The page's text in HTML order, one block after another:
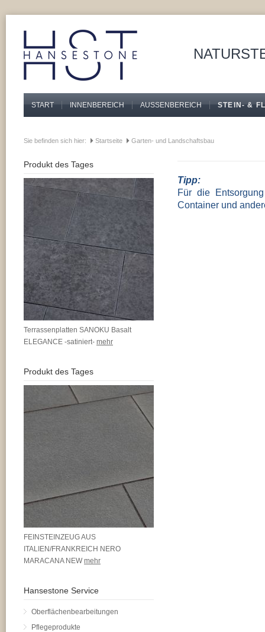
START INNENBEREICH AUSSENBEREICH STEIN- &
Sie befinden sich hier: Startseite Garten- und Landschaftsbau
Tipp:
Für die
Container und
Produkt des Tages
Terrassenplatten SANOKU Basalt
ELEGANCE -satiniert- mehr
Produkt des Tages
FEINSTEINZEUG AUS
ITALIEN/FRANKREICH NERO
MARACANA NEW mehr
Hansestone Service
Oberflächenbearbeitungen
Pflegeprodukte